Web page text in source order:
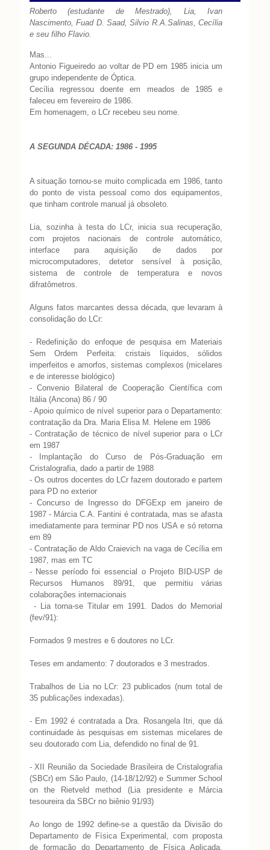
Roberto (estudante de Mestrado), Lia, Ivan
Nascimento, Fuad D. Saad, Silvio R.A.Salinas, Cecília
e seu filho Flavio.
Mas...
Antonio Figueiredo ao voltar de PD em 1985 inicia um
grupo independente de Óptica.
Cecília regressou doente em meados de 1985 e
faleceu em fevereiro de 1986.
Em homenagem, o LCr recebeu seu nome.
A SEGUNDA DÉCADA: 1986 - 1995
A situação tornou-se muito complicada em 1986, tanto
do ponto de vista pessoal como dos equipamentos,
que tinham controle manual já obsoleto.
Lia, sozinha à testa do LCr, inicia sua recuperação,
com projetos nacionais de controle automático,
interface para aquisição de dados por
microcomputadores, detetor sensível à posição,
sistema de controle de temperatura e novos
difratômetros.
Alguns fatos marcantes dessa década, que levaram à
consolidação do LCr:
- Redefinição do enfoque de pesquisa em Materiais
Sem Ordem Perfeita: cristais líquidos, sólidos
imperfeitos e amorfos, sistemas complexos (micelares
e de interesse biológico)
- Convenio Bilateral de Cooperação Científica com
Itália (Ancona) 86 / 90
- Apoio químico de nível superior para o Departamento:
contratação da Dra. Maria Elisa M. Helene em 1986
- Contratação de técnico de nível superior para o LCr
em 1987
- Implantação do Curso de Pós-Graduação em
Cristalografia, dado a partir de 1988
- Os outros docentes do LCr fazem doutorado e partem
para PD no exterior
- Concurso de Ingresso do DFGExp em janeiro de
1987 - Márcia C.A. Fantini é contratada, mas se afasta
imediatamente para terminar PD nos USA e só retorna
em 89
- Contratação de Aldo Craievich na vaga de Cecília em
1987, mas em TC
- Nesse período foi essencial o Projeto BID-USP de
Recursos Humanos 89/91, que permitiu várias
colaborações internacionais
- Lia torna-se Titular em 1991. Dados do Memorial
(fev/91):
Formados 9 mestres e 6 doutores no LCr.
Teses em andamento: 7 doutorados e 3 mestrados.
Trabalhos de Lia no LCr: 23 publicados (num total de
35 publicações indexadas).
- Em 1992 é contratada a Dra. Rosangela Itri, que dá
continuidade às pesquisas em sistemas micelares de
seu doutorado com Lia, defendido no final de 91.
- XII Reunião da Sociedade Brasileira de Cristalografia
(SBCr) em São Paulo, (14-18/12/92) e Summer School
on the Rietveld method (Lia presidente e Márcia
tesoureira da SBCr no biênio 91/93)
Ao longo de 1992 define-se a questão da Divisão do
Departamento de Física Experimental, com proposta
de formação do Departamento de Física Aplicada,